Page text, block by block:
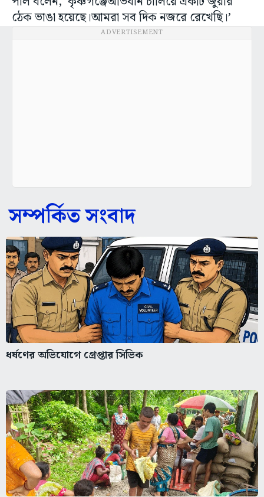
ঠেক ভাঙা হয়েছে।আমরা সব দিক নজরে রেখেছি।’
ADVERTISEMENT
সম্পর্কিত সংবাদ
ধর্ষণের অভিযোগে গ্রেপ্তার সিভিক